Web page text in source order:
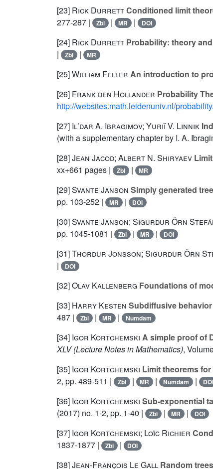
[23] Rick DurrettConditioned limit
277-287 |
Zbl | MR | DOI
[24] Rick Durrett Probability: theory
|
Zbl | MR
[25]William Feller An introduction to
[26] Frank den Hollander Probability
http://websites.math.leidenuniv.nl/
[27] Ilʼdar A. Ibragimov; Yuriĭ V. Linnik
(with a supplementary chapter by I. A.
[28]Jean Jacod; Albert N. Shiryaev
xx+661 pages |
Zbl | MR
[29]Svante Janson Simply generated
pp. 103-252 |
MR | DOI
[30]Svante Janson; Sigurdur Örn
pp. 1045-1081 |
Zbl | MR | DOI
[31]Thordur Jonsson; Sigurdur Örn
| DOI
[32]Olav Kallenberg Foundations of
[33] Harry Kesten Subdiffusive
487 |
Zbl | MR | Numdam
[34] Igor Kortchemski A simple proof of
XLV(Lecture Notes in Mathematics),
[35] Igor Kortchemski Limit theorems
2, pp. 489-511 |
Zbl | MR | Numdam | DOI
[36] Igor Kortchemski Sub-exponential
(2017) no. 1-2, pp. 1-40 |
Zbl | MR | DOI
[37] Igor Kortchemski; Loïc Richier
1837-1877 |
Zbl | DOI
[38]Jean-François Le Gall Random